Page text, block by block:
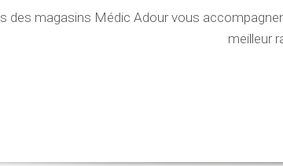
des magasins Médic Adour vous
meilleur